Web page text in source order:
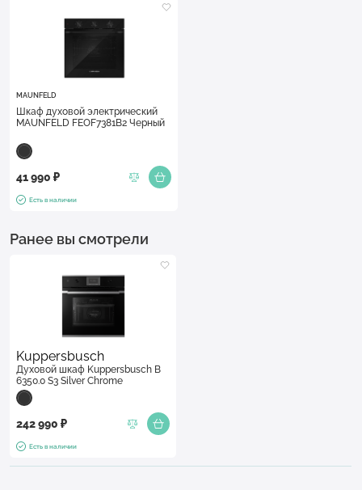
MAUNFELD
Шкаф духовой электрический
MAUNFELD FEOF7381B2 Черный
41 990 ₽
Есть в наличии
Ранее вы смотрели
Kuppersbusch
Духовой шкаф Kuppersbusch B
6350.0 S3 Silver Chrome
242 990 ₽
Есть в наличии